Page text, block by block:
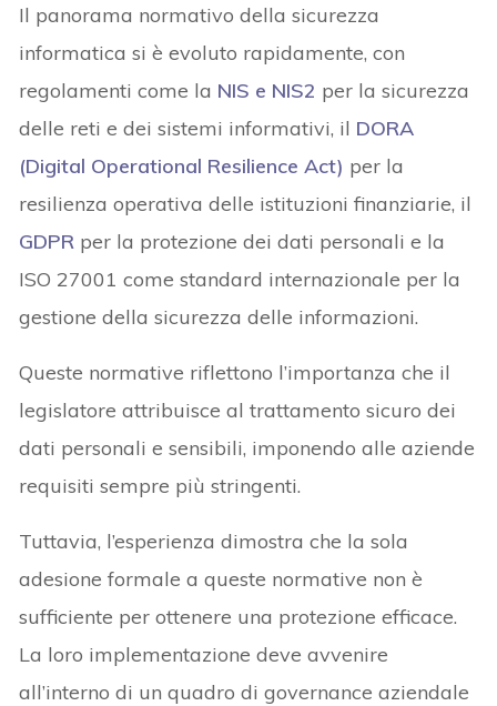
Il panorama normativo della sicurezza
informatica si è evoluto rapidamente, con
regolamenti come la NIS e NIS2 per la sicurezza
delle reti e dei sistemi informativi, il DORA
(Digital Operational Resilience Act) per la
resilienza operativa delle istituzioni finanziarie, il
GDPR per la protezione dei dati personali e la
ISO 27001 come standard internazionale per la
gestione della sicurezza delle informazioni.
Queste normative riflettono l’importanza che il
legislatore attribuisce al trattamento sicuro dei
dati personali e sensibili, imponendo alle aziende
requisiti sempre più stringenti.
Tuttavia, l’esperienza dimostra che la sola
adesione formale a queste normative non è
sufficiente per ottenere una protezione efficace.
La loro implementazione deve avvenire
all’interno di un quadro di governance aziendale